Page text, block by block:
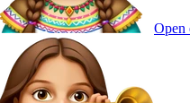
Open